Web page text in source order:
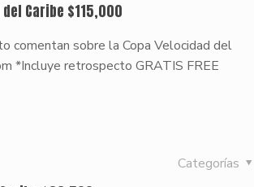
Caribe $115,000
comentan sobre la Copa Velocidad del
*Incluye retrospecto GRATIS FREE
Categorías